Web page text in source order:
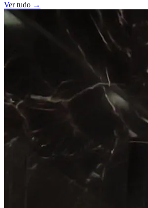
Ver tudo →